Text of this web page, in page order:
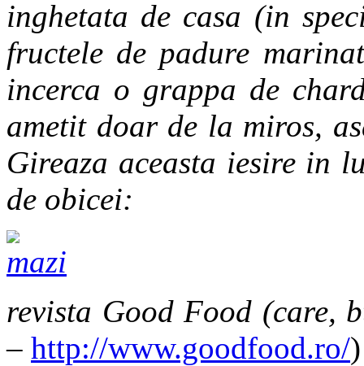
inghetata de casa (in
fructele de padure
incerca o grappa de
ametit doar de la miros,
Gireaza aceasta iesire in
de obicei:
revista Good Food (care,
– http://www.goodfood.ro/)